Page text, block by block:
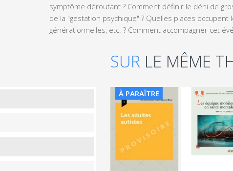
symptôme déroutant ? Comment définir le déni de
de la "gestation psychique" ? Quelles places
générationnelles, etc. ? Comment accompagner cet
SUR LE MÊME
À PARAÎTRE